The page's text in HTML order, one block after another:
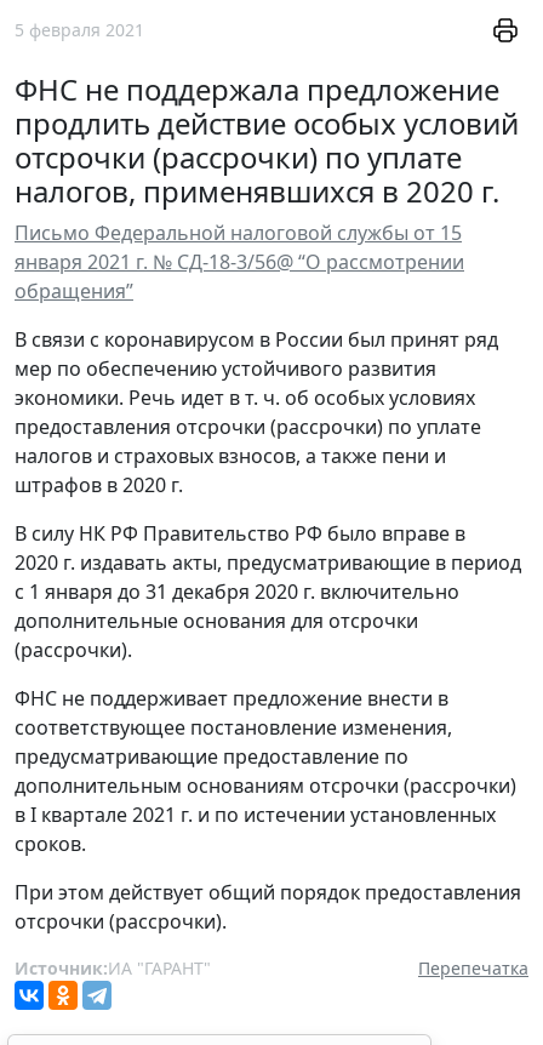
5 февраля 2021
ФНС не поддержала предложение
продлить действие особых условий
отсрочки (рассрочки) по уплате
налогов, применявшихся в 2020 г.
Письмо Федеральной налоговой службы от 15
января 2021 г. № СД-18-3/56@ “О рассмотрении
обращения”
В связи с коронавирусом в России был принят ряд
мер по обеспечению устойчивого развития
экономики. Речь идет в т. ч. об особых условиях
предоставления отсрочки (рассрочки) по уплате
налогов и страховых взносов, а также пени и
штрафов в 2020 г.
В силу НК РФ Правительство РФ было вправе в
2020 г. издавать акты, предусматривающие в период
с 1 января до 31 декабря 2020 г. включительно
дополнительные основания для отсрочки
(рассрочки).
ФНС не поддерживает предложение внести в
соответствующее постановление изменения,
предусматривающие предоставление по
дополнительным основаниям отсрочки (рассрочки)
в I квартале 2021 г. и по истечении установленных
сроков.
При этом действует общий порядок предоставления
отсрочки (рассрочки).
Источник:ИА "ГАРАНТ" Перепечатка